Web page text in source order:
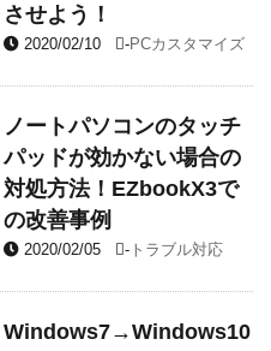
させよう！
2020/02/10 -PCカスタマイズ
ノートパソコンのタッチ
パッドが効かない場合の
対処方法！EZbookX3で
の改善事例
2020/02/05 - トラブル対応
Windows7→Windows10